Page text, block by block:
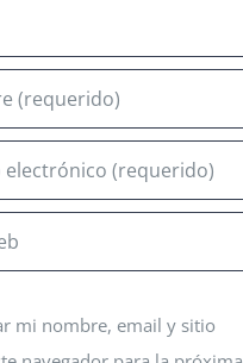
mi nombre, email y sitio